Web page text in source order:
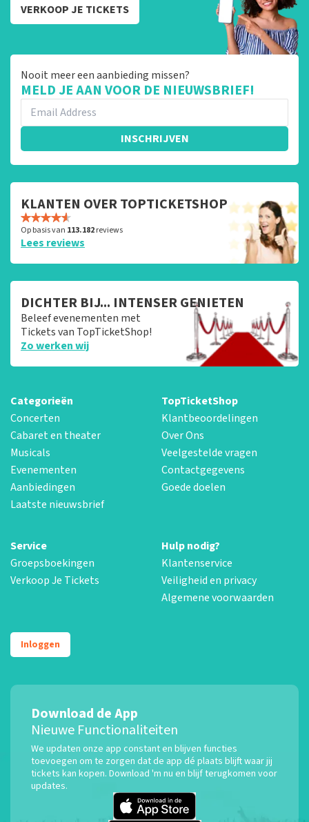
VERKOOP JE TICKETS
Nooit meer een aanbieding missen?
MELD JE AAN VOOR DE NIEUWSBRIEF!
INSCHRIJVEN
KLANTEN OVER TOPTICKETSHOP
Op basis van 113.182reviews
Lees reviews
DICHTER BIJ... INTENSER GENIETEN
Beleef evenementen met
Tickets van TopTicketShop!
Zo werken wij
Categorieën
Concerten
Cabaret en theater
Musicals
Evenementen
Aanbiedingen
Laatste nieuwsbrief
TopTicketShop
Klantbeoordelingen
Over Ons
Veelgestelde vragen
Contactgegevens
Goede doelen
Service
Groepsboekingen
Verkoop Je Tickets
Hulp nodig?
Klantenservice
Veiligheid en privacy
Algemene voorwaarden
Inloggen
Download de App
Nieuwe Functionaliteiten
We updaten onze app constant en blijven functies
toevoegen om te zorgen dat de app dé plaats blijft waar jij
tickets kan kopen. Download 'm nu en blijf terugkomen voor
updates.